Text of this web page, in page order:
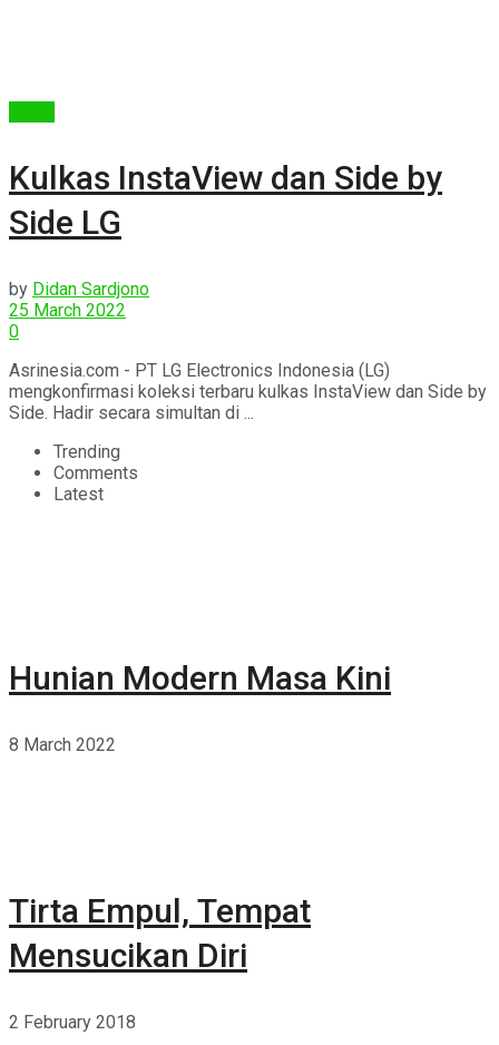
Kulkas InstaView dan Side by
Side LG
by Didan Sardjono
25 March 2022
0
Asrinesia.com - PT LG Electronics Indonesia (LG)
mengkonfirmasi koleksi terbaru kulkas InstaView dan Side by
Side. Hadir secara simultan di ...
Trending
Comments
Latest
Hunian Modern Masa Kini
8 March 2022
Tirta Empul, Tempat
Mensucikan Diri
2 February 2018